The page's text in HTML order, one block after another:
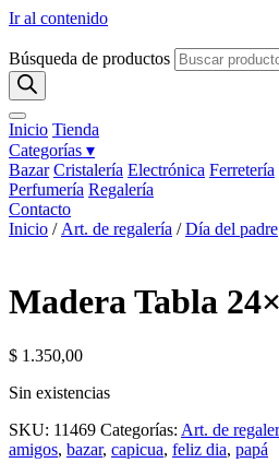
Ir al contenido
Búsqueda de productos
Inicio Tienda
Categorías ▾
Bazar Cristalería Electrónica Ferretería
Perfumería Regalería
Contacto
Inicio / Art. de regalería /Día del padre
Madera Tabla
$ 1.350,00
Sin existencias
SKU: 11469 Categorías: Art. de
amigos, bazar, capicua, feliz dia, papá